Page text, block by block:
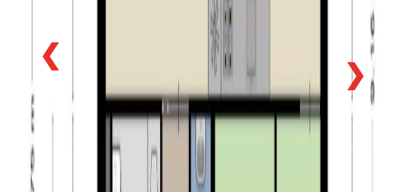
eigenschappen c.q. gebreken voor rekening en risico
van koper komen en dat bij de vaststelling van de
koopsom hiermee rekening is gehouden.
❮
❯